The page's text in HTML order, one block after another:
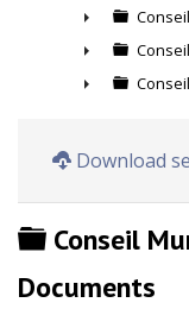
►
►
Download
Dossier
Conseil
Documents